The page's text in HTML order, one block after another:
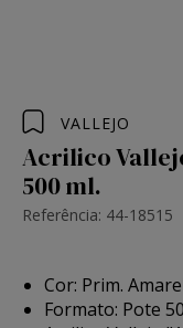
VALLEJO
Acrilico
500 ml.
Referência: 44-18515
Cor: Prim.
Formato: Pote